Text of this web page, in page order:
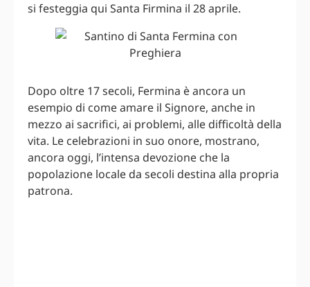
si festeggia qui Santa Firmina il 28 aprile.
Dopo oltre 17 secoli, Fermina è ancora un
esempio di come amare il Signore, anche in
mezzo ai sacrifici, ai problemi, alle difficoltà della
vita. Le celebrazioni in suo onore, mostrano,
ancora oggi, l’intensa devozione che la
popolazione locale da secoli destina alla propria
patrona.